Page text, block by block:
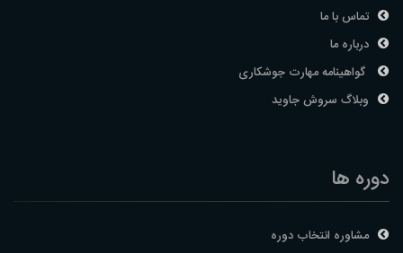
تماس با ما
درباره ما
گواهینامه مهارت جوشکاری
وبلاگ سروش جاوید
دوره ها
مشاوره انتخاب دوره